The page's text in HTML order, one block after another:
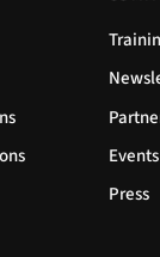
Events
Press